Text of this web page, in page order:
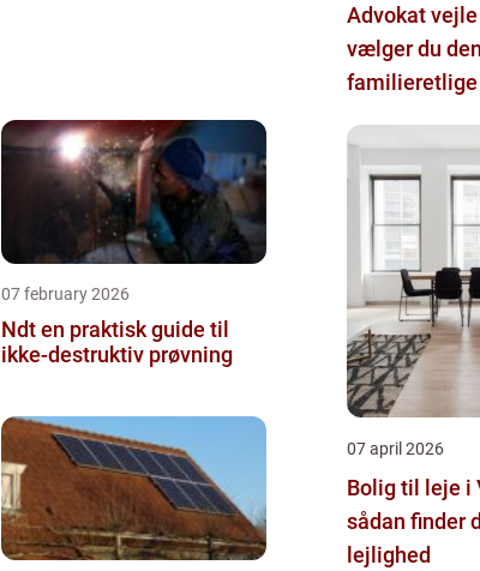
07 february 2026
Ndt en praktisk guide til
ikke-destruktiv prøvning
Advokat vejle sådan
vælger du
familieretlige
07 april 2026
Bolig til leje i
sådan finder
lejlighed